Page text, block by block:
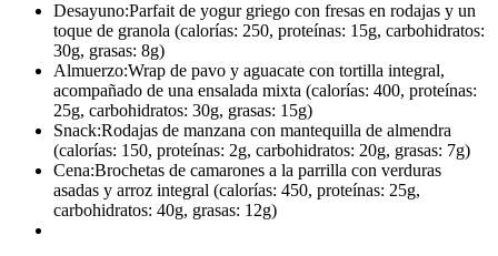
Desayuno:Parfait de yogur griego con fresas en rodajas y un
toque de granola (calorías: 250, proteínas: 15g, carbohidratos:
30g, grasas: 8g)
Almuerzo:Wrap de pavo y aguacate con tortilla integral,
acompañado de una ensalada mixta (calorías: 400, proteínas:
25g, carbohidratos: 30g, grasas: 15g)
Snack:Rodajas de manzana con mantequilla de almendra
(calorías: 150, proteínas: 2g, carbohidratos: 20g, grasas: 7g)
Cena:Brochetas de camarones a la parrilla con verduras
asadas y arroz integral (calorías: 450, proteínas: 25g,
carbohidratos: 40g, grasas: 12g)